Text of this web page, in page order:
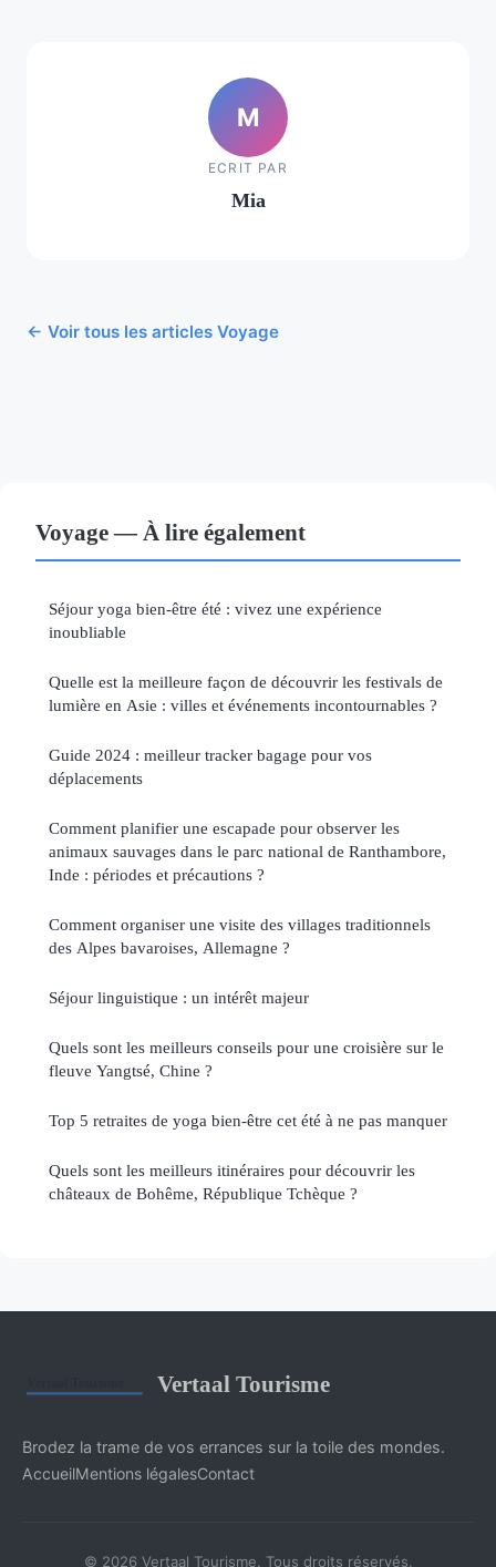
M
ECRIT PAR
Mia
← Voir tous les articles Voyage
Voyage — À lire également
Séjour yoga bien-être été : vivez une expérience
inoubliable
Quelle est la meilleure façon de découvrir les festivals de
lumière en Asie : villes et événements incontournables ?
Guide 2024 : meilleur tracker bagage pour vos
déplacements
Comment planifier une escapade pour observer les
animaux sauvages dans le parc national de Ranthambore,
Inde : périodes et précautions ?
Comment organiser une visite des villages traditionnels
des Alpes bavaroises, Allemagne ?
Séjour linguistique : un intérêt majeur
Quels sont les meilleurs conseils pour une croisière sur le
fleuve Yangtsé, Chine ?
Top 5 retraites de yoga bien-être cet été à ne pas manquer
Quels sont les meilleurs itinéraires pour découvrir les
châteaux de Bohême, République Tchèque ?
Vertaal Tourisme
Brodez la trame de vos errances sur la toile des mondes.
AccueilMentions légalesContact
© 2026 Vertaal Tourisme. Tous droits réservés.